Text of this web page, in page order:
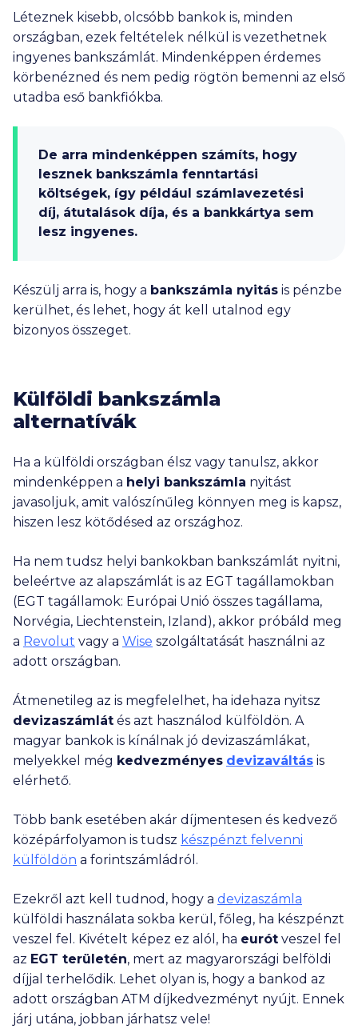
Léteznek kisebb, olcsóbb bankok is, minden
országban, ezek feltételek nélkül is vezethetnek
ingyenes bankszámlát. Mindenképpen érdemes
körbenézned és nem pedig rögtön bemenni az első
utadba eső bankfiókba.
De arra mindenképpen számíts, hogy
lesznek bankszámla fenntartási
költségek, így például számlavezetési
díj, átutalások díja, és a bankkártya sem
lesz ingyenes.
Készülj arra is, hogy a bankszámla nyitás is pénzbe
kerülhet, és lehet, hogy át kell utalnod egy
bizonyos összeget.
Külföldi bankszámla
alternatívák
Ha a külföldi országban élsz vagy tanulsz, akkor
mindenképpen a helyi bankszámla nyitást
javasoljuk, amit valószínűleg könnyen meg is kapsz,
hiszen lesz kötődésed az országhoz.
Ha nem tudsz helyi bankokban bankszámlát nyitni,
beleértve az alapszámlát is az EGT tagállamokban
(EGT tagállamok: Európai Unió összes tagállama,
Norvégia, Liechtenstein, Izland), akkor próbáld meg
a Revolut vagy a Wise szolgáltatását használni az
adott országban.
Átmenetileg az is megfelelhet, ha idehaza nyitsz
devizaszámlát és azt használod külföldön. A
magyar bankok is kínálnak jó devizaszámlákat,
melyekkel még kedvezményes devizaváltás is
elérhető.
Több bank esetében akár díjmentesen és kedvező
középárfolyamon is tudsz készpénzt felvenni
külföldön a forintszámládról.
Ezekről azt kell tudnod, hogy a devizaszámla
külföldi használata sokba kerül, főleg, ha készpénzt
veszel fel. Kivételt képez ez alól, ha eurót veszel fel
az EGT területén, mert az magyarországi belföldi
díjjal terhelődik. Lehet olyan is, hogy a bankod az
adott országban ATM díjkedvezményt nyújt. Ennek
járj utána, jobban járhatsz vele!